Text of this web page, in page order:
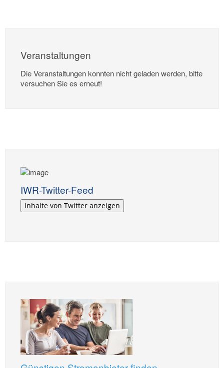
Veranstaltungen
Die Veranstaltungen konnten nicht geladen werden, bitte
versuchen Sie es erneut!
IWR-Twitter-Feed
Inhalte von Twitter anzeigen